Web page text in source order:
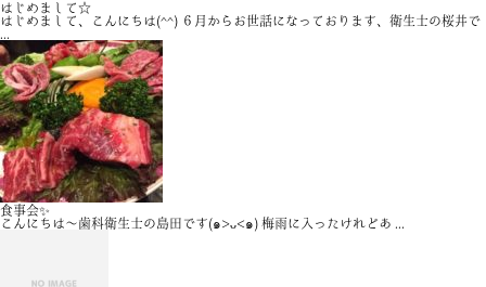
はじめまして☆
はじめまして、こんにちは(^^) ６月からお世話になっております、衛生士の桜井で
食事会✨
こんにちは〜歯科衛生士の島田です(๑>ᴗ<๑) 梅雨に入ったけれどあ ...